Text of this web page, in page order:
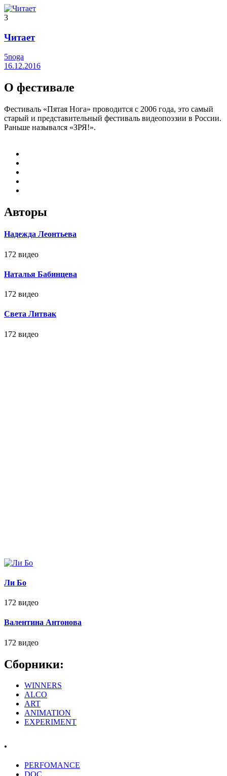
3
Читает
5noga
16.12.2016
О фестивале
Фестиваль «Пятая Нога» проводится с 2006 года, это самый
старый и представительный фестиваль видеопоэзии в России.
Раньше назывался «ЗРЯ!».
Авторы
Надежда Леонтьева
172 видео
Наталья Бабинцева
172 видео
Света Литвак
172 видео
Ли Бо
172 видео
Валентина Антонова
172 видео
Сборники:
WINNERS
ALCO
ART
ANIMATION
EXPERIMENT
.
PERFOMANCE